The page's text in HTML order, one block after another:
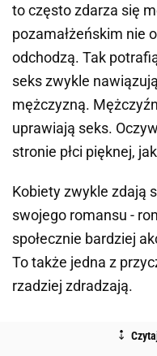
to często zdarza się
pozamałżeńskim nie
odchodzą. Tak
seks zwykle
mężczyzną.
uprawiają seks.
stronie płci pięknej,
Kobiety zwykle zdają
swojego romansu -
społecznie bardziej
To także jedna z
rzadziej zdradzają.